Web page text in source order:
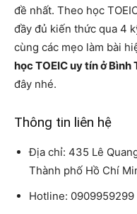
đề nhất. Theo học
đầy đủ kiến thức qua 4
cùng các mẹo làm bài
học TOEIC uy tín ở Bình
đây nhé.
Thông tin liên hệ
Địa chỉ: 435 Lê
Thành phố Hồ Chí
Hotline: 0909959299